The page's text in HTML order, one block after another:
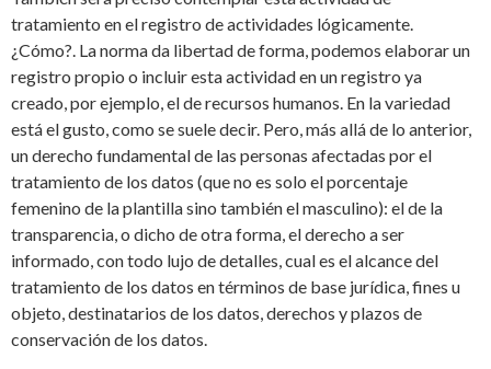
tratamiento en el registro de actividades lógicamente.
¿Cómo?. La norma da libertad de forma, podemos elaborar un
registro propio o incluir esta actividad en un registro ya
creado, por ejemplo, el de recursos humanos. En la variedad
está el gusto, como se suele decir. Pero, más allá de lo anterior,
un derecho fundamental de las personas afectadas por el
tratamiento de los datos (que no es solo el porcentaje
femenino de la plantilla sino también el masculino): el de la
transparencia, o dicho de otra forma, el derecho a ser
informado, con todo lujo de detalles, cual es el alcance del
tratamiento de los datos en términos de base jurídica, fines u
objeto, destinatarios de los datos, derechos y plazos de
conservación de los datos.